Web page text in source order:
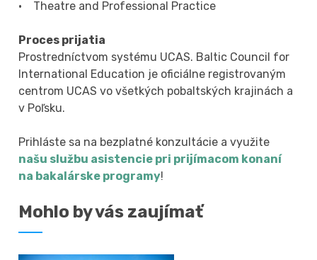
• Theatre and Professional Practice
Proces prijatia
Prostredníctvom systému UCAS. Baltic Council for
International Education je oficiálne registrovaným
centrom UCAS vo všetkých pobaltských krajinách a
v Poľsku.
Prihláste sa na bezplatné konzultácie a využite
našu službu asistencie pri prijímacom konaní
na bakalárske programy!
Mohlo by vás zaujímať